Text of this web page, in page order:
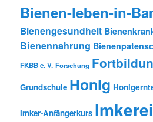
Bienen-leben-in-
Bienengesundheit
Bienennahrung
FKBB e. V. Forschung
Grundschule Honig
Imker-Anfängerkurs Imkerei